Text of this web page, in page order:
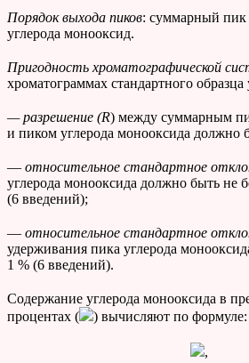
Порядок выхода пиков: суммарный пик
углерода монооксид.
Пригодность хроматографической
хроматограммах стандартного
— разрешение (R) между суммарным
и пиком углерода монооксида должно
— относительное стандартное
углерода монооксида должно быть не
(6 введений);
— относительное стандартное
удерживания пика углерода
1 % (6 введений).
Содержание углерода монооксида в
процентах (
) вычисляют по формуле:
,